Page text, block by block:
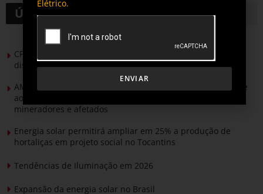
Últimas notícias
CPFL Energia e TIM se unem para criar a rede de
distribuição do futuro com tecnologia privativa
AMIG Brasil convida pré-candidatos ao Governo de Minas e
ao Senado para discutir propostas para os municípios
mineradores e afetados
Energia solar permitirá ampliar em 25% a produção de
hortaliças em projeto social no Tocantins
Tendências de Iluminação em 2026
Expansão da energia solar no Brasil
Elétrico.
ENVIAR